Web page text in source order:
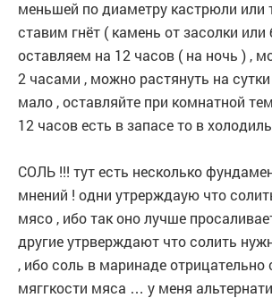
меньшей по диаметру кастрюли или
ставим гнёт ( камень от засолки или
оставляем на 12 часов ( на ночь ) ,
2 часами , можно растянуть на
мало , оставляйте при комнатной
12 часов есть в запасе то в
СОЛЬ !!! тут есть несколько
мнений ! одни утрерждаую что
мясо , ибо так оно лучше
другие утрверждают что солить
, ибо соль в маринаде отрицательно
мяггкости мяса … у меня